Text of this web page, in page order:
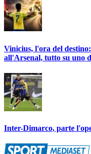
Vinicius, l'ora del
all'Arsenal, tutto su uno
Inter-Dimarco, parte